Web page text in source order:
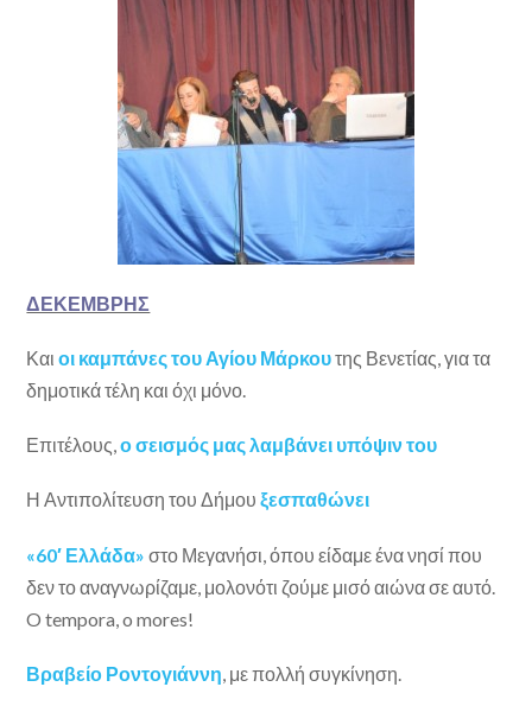
ΔΕΚΕΜΒΡΗΣ
Καιοι καμπάνες του Αγίου Μάρκουτης Βενετίας, για τα
δημοτικά τέλη και όχι μόνο.
Επιτέλους,ο σεισμός μας λαμβάνει υπόψιν του
Η Αντιπολίτευση του Δήμουξεσπαθώνει
«60′ Ελλάδα» στο Μεγανήσι, όπου είδαμε ένα νησί που
δεν το αναγνωρίζαμε, μολονότι ζούμε μισό αιώνα σε αυτό.
O tempora, o mores!
Βραβείο Ροντογιάννη , με πολλή συγκίνηση.